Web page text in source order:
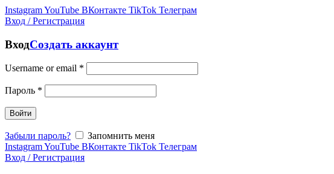
InstagramYouTube ВКонтакте TikTok Телеграм
Вход / Регистрация
ВходСоздать аккаунт
Username or email *
Пароль *
Войти
Забыли пароль?
Запомнить меня
InstagramYouTube ВКонтакте TikTok Телеграм
Вход / Регистрация